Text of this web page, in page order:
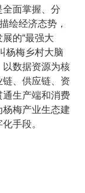
面掌握、分
绘经济态势，
的“最强大
杨梅乡村大脑
数据资源为核
、供应链、资
生产端和消费
梅产业生态建
手段。